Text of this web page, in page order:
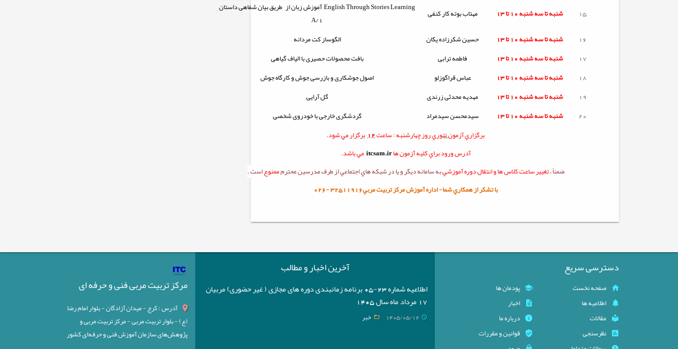
15
شنبه تاسه شنبه10 تا 13 مهتاب بوته کار کنفی Learning
English Through Storiesآموزش زبان از طریق بیان شفاهی داستان
A/1
16
شنبه تاسه شنبه10 تا 13 حسین شکرزاده یکان
الگوساز کت مردانه
17
شنبه تاسه شنبه10 تا 13 فاطمه ترابی
بافت محصولات حصیری با الیاف گیاهی
18
شنبه تاسه شنبه10 تا 13 عباس قراگوزلو
اصول جوشکاری و بازرسی جوش و کارگاه جوش
19
شنبه تاسه شنبه10 تا 13 مهدیه محدثی زرندی
گل آرایی
20
شنبه تاسه شنبه10 تا 13 سیدمحسن سیدمراد
گردشگری خارجی با خودروی شخصی
برگزاري آزمونتئوريروز چهارشنبه :ساعت12برگزار مي شود.
آدرس ورود براي کليه آزمون هاitcsam.irمي باشد.
ضمناً ،تغيير ساعت کلاس ها و انتقال دوره آموزشيبه سامانه ديگر و يا در شبکه هاي اجتماعي از طرف مدرسين محترمممنوعاست .
با تشکر از همکاري شما- اداره آموزش مرکز تربيت مربي32511916
-
026
دسترسی سریع
صفحه نخست
پودمان ها
اطلاعیه ها
اخبار
مقالات
درباره ما
نظرسنجی
قوانین و مقررات
آخرین اخبار و مطالب
اطلاعیه شماره 23-05 برنامه زمانبندی دوره های مجازی ( غیر حضوری) مربیان
17 مرداد ماه سال 1405
1405/05/12 خبر
مرکز تربیت مربی فنی و حرفه ای
آدرس : کرج - میدان آزادگان - بلوار امام رضا
(ع) - بلوار تربیت مربی - مرکز تربیت مربی و
پژوهش‌های سازمان آموزش فنی و حرفه‌ای کشور